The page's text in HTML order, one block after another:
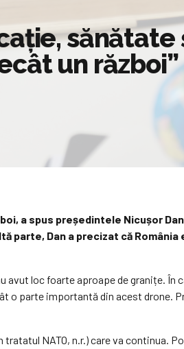
sănătate
un război”
a spus președintele Nicușor
parte, Dan a precizat că România
loc foarte aproape de granițe. În
o parte importantă din acest drone.
NATO, n.r.) care va continua.